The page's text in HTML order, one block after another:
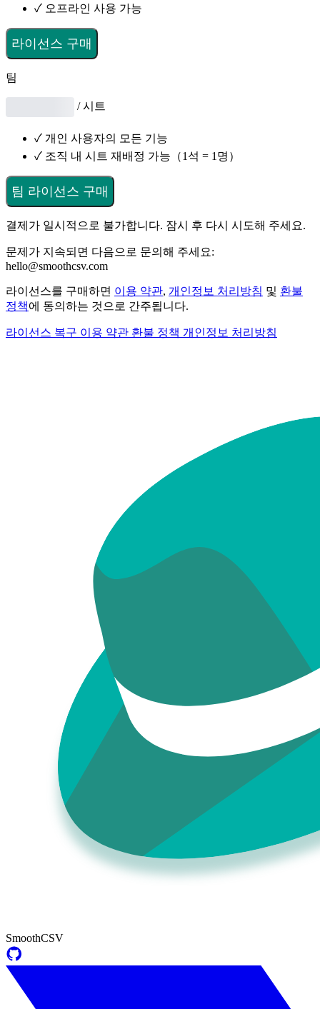
✓ 오프라인 사용 가능
라이선스 구매
팀
/ 시트
✓ 개인 사용자의 모든 기능
✓ 조직 내 시트 재배정 가능（1석 = 1명）
팀 라이선스 구매
결제가 일시적으로 불가합니다. 잠시 후 다시 시도해 주세요.
문제가 지속되면 다음으로 문의해 주세요:
hello@smoothcsv.com
라이선스를 구매하면 이용 약관, 개인정보 처리방침 및 환불
정책에 동의하는 것으로 간주됩니다.
라이선스 복구 이용 약관 환불 정책 개인정보 처리방침
SmoothCSV